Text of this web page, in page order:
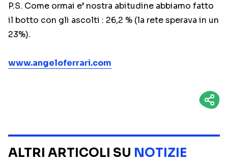
P.S. Come ormai e’ nostra abitudine abbiamo fatto
il botto con gli ascolti : 26,2 % (la rete sperava in un
23%).
www.angeloferrari.com
ALTRI ARTICOLI SU NOTIZIE